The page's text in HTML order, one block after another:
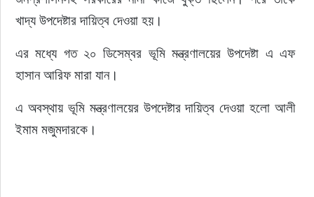
খাদ্য উপদেষ্টার দায়িত্ব দেওয়া হয়।
এর মধ্যে গত ২০ ডিসেম্বর ভূমি মন্ত্রণালয়ের উপদেষ্টা এ এফ
হাসান আরিফ মারা যান।
এ অবস্থায় ভূমি মন্ত্রণালয়ের উপদেষ্টার দায়িত্ব দেওয়া হলো আলী
ইমাম মজুমদারকে।